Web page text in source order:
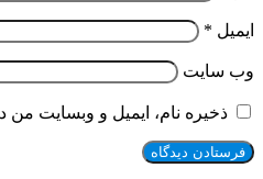
ایمیل *
وب‌ سایت
ذخیره نام، ایمیل و وبسایت من